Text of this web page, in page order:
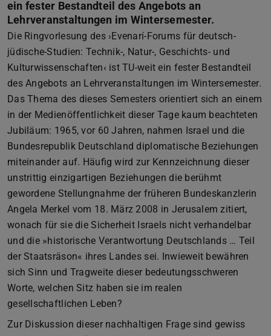
ein fester Bestandteil des Angebots an
Lehrveranstaltungen im Wintersemester.
Die Ringvorlesung des ›Evenarí-Forums für deutsch-
jüdische-Studien: Technik-, Natur-, Geschichts- und
Kulturwissenschaften‹ ist TU-weit ein fester Bestandteil
des Angebots an Lehrveranstaltungen im Wintersemester.
Das Thema des dieses Semesters orientiert sich an einem
in der Medienöffentlichkeit dieser Tage kaum beachteten
Jubiläum: 1965, vor 60 Jahren, nahmen Israel und die
Bundesrepublik Deutschland diplomatische Beziehungen
miteinander auf. Häufig wird zur Kennzeichnung dieser
unstrittig einzigartigen Beziehungen die berühmt
gewordene Stellungnahme der früheren Bundeskanzlerin
Angela Merkel vom 18. März 2008 in Jerusalem zitiert,
wonach für sie die Sicherheit Israels nicht verhandelbar
und die »historische Verantwortung Deutschlands … Teil
der Staatsräson« ihres Landes sei. Inwieweit bewähren
sich Sinn und Tragweite dieser bedeutungsschweren
Worte, welchen Sitz haben sie im realen
gesellschaftlichen Leben?
Zur Diskussion dieser nachhaltigen Frage sind gewiss